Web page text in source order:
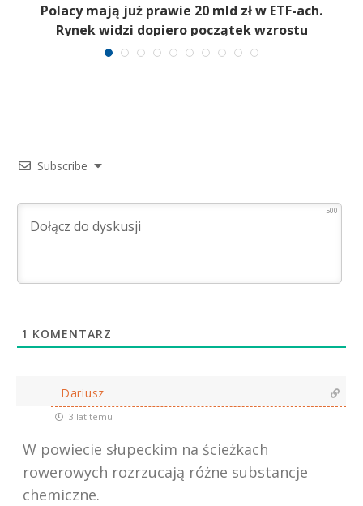
Polacy mają już prawie 20 mld zł w ETF-ach.
Rynek widzi dopiero początek wzrostu
Subscribe
500
1 KOMENTARZ
Dariusz
3 lat temu
W powiecie słupeckim na ścieżkach
rowerowych rozrzucają różne substancje
chemiczne.